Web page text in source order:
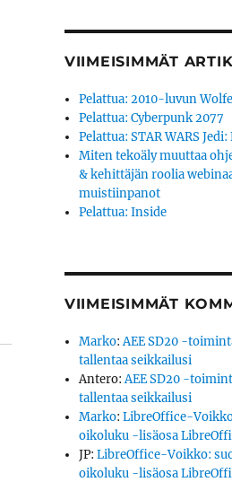
VIIMEISIMMÄT
Pelattua: 2010-luvun
Pelattua: Cyberpunk 2077
Pelattua: STAR WARS
Miten tekoäly muuttaa
& kehittäjän roolia
muistiinpanot
Pelattua: Inside
VIIMEISIMMÄT
Marko:AEE SD20 -
tallentaa seikkailusi
Antero:AEE SD20 -
tallentaa seikkailusi
Marko:LibreOffice-
oikoluku -lisäosa
JP:LibreOffice-Voikko:
oikoluku -lisäosa